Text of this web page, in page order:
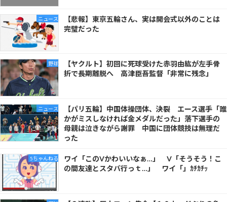
ニュース
【悲報】東京五輪さん、実は開会式以外のことは
完璧だった
野球
【ヤクルト】初回に死球受けた赤羽由紘が左手骨
折で長期離脱へ 高津臣吾監督「非常に残念」
ニュース
【パリ五輪】中国体操団体、決裂 エース選手「誰
かがミスしなければ金メダルだった」落下選手の
母親は泣きながら謝罪 中国に団体競技は無理だ
った
5ちゃんねる
ワイ「このVかわいいなぁ…」 V「そうそう！こ
の間友達とスタバ行っｔ…」 ワイ「」ｶﾁｶﾁｯ